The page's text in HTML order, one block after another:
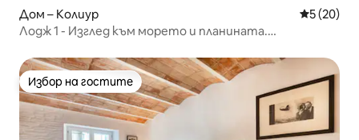
Дом – Колиур Средна
5 (20)
Лодж 1 - Изглед към морето и планината.
Избор на гостите
Избор на гостите